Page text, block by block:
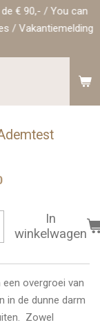
€ 90,- / You can
/ Vakantiemelding
In
winkelwagen
overgroei van
in de dunne darm
Zowel